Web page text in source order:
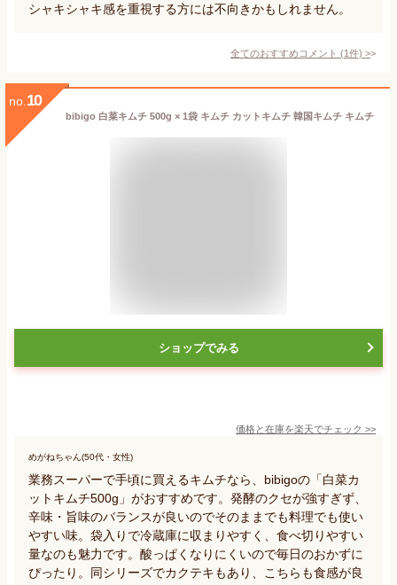
シャキシャキ感を重視する方には不向きかもしれません。
全てのおすすめコメント (1件) >
no. 10
bibigo 白菜キムチ 500g × 1袋 キムチ カットキムチ 韓国キムチ キムチ
ショップでみる
価格と在庫を楽天でチェック >>
めがねちゃん(50代・女性)
業務スーパーで手頃に買えるキムチなら、bibigoの「白菜カ
ットキムチ500g」がおすすめです。発酵のクセが強すぎず、
辛味・旨味のバランスが良いのでそのままでも料理でも使い
やすい味。袋入りで冷蔵庫に収まりやすく、食べ切りやすい
量なのも魅力です。酸っぱくなりにくいので毎日のおかずに
ぴったり。同シリーズでカクテキもあり、こちらも食感が良